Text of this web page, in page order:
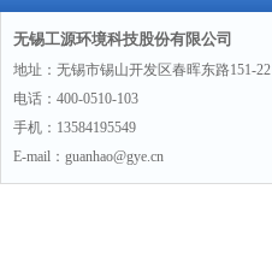
无锡工源环境科技股份有限公司
地址：无锡市锡山开发区春晖东路151-22
电话：400-0510-103
手机：13584195549
E-mail：guanhao@gye.cn